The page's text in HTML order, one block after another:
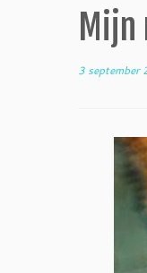
3 september